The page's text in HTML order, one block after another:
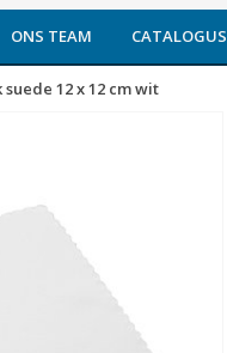
ONS TEAM CATALOGUS
12 x 12 cm wit